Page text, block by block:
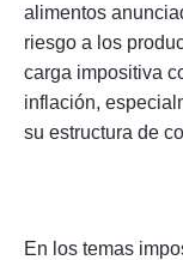
alimentos
riesgo a los
carga impositiva
inflación,
su estructura de
En los temas